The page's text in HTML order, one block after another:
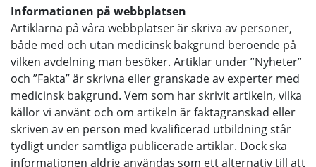
Informationen på webbplatsen
Artiklarna på våra webbplatser är skriva av personer,
både med och utan medicinsk bakgrund beroende på
vilken avdelning man besöker. Artiklar under ”Nyheter”
och ”Fakta” är skrivna eller granskade av experter med
medicinsk bakgrund. Vem som har skrivit artikeln, vilka
källor vi använt och om artikeln är faktagranskad eller
skriven av en person med kvalificerad utbildning står
tydligt under samtliga publicerade artiklar. Dock ska
informationen aldrig användas som ett alternativ till att